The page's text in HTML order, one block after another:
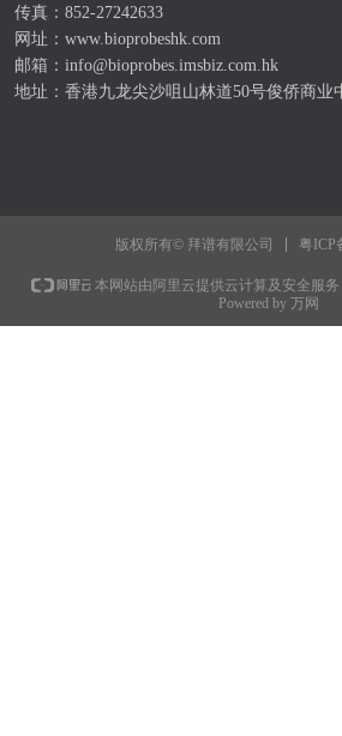
传真：852-27242633
网址： www.bioprobeshk.com
邮箱： info@bioprobes.imsbiz.com.hk
地址：香港九龙尖沙咀山林道50号俊侨商业
版权所有© 拜谱有限公司 粤ICP
本网站由阿里云提供云计算及安全服务
Powered by 万网